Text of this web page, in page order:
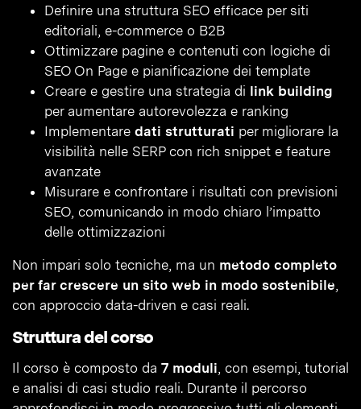
Definire una struttura SEO efficace per siti
editoriali, e-commerce o B2B
Ottimizzare pagine e contenuti con logiche di
SEO On Page e pianificazione dei template
Creare e gestire una strategia di link building
per aumentare autorevolezza e ranking
Implementare dati strutturati per migliorare la
visibilità nelle SERP con rich snippet e feature
avanzate
Misurare e confrontare i risultati con previsioni
SEO, comunicando in modo chiaro l’impatto
delle ottimizzazioni
Non impari solo tecniche, ma un metodo completo
per far crescere un sito web in modo sostenibile,
con approccio data-driven e casi reali.
Struttura del corso
Il corso è composto da 7 moduli, con esempi, tutorial
e analisi di casi studio reali. Durante il percorso